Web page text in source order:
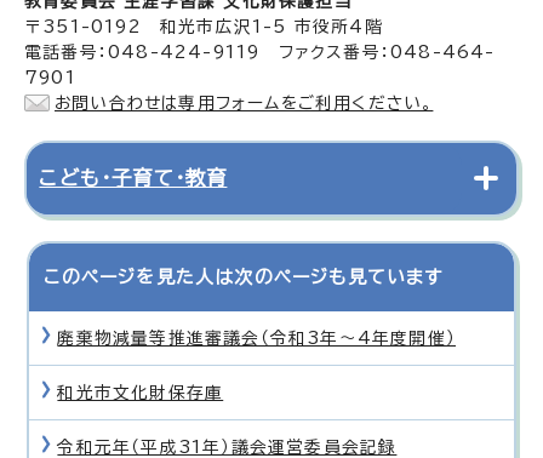
〒351-0192 和光市広沢1-5 市役所4階
電話番号：048-424-9119 ファクス番号：048-464-
7901
お問い合わせは専用フォームをご利用ください。
こども・子育て・教育
このページを見た人は次のページも見ています
廃棄物減量等推進審議会（令和3年〜4年度開催）
和光市文化財保存庫
令和元年（平成31年）議会運営委員会記録